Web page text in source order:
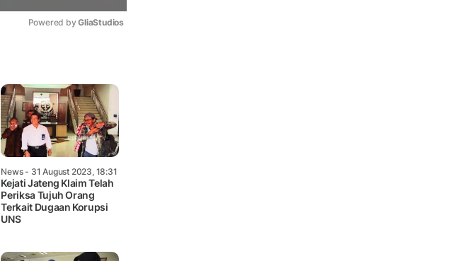
Powered by GliaStudios
News- 31 August 2023, 18:31
Kejati Jateng Klaim Telah
Periksa Tujuh Orang
Terkait Dugaan Korupsi
UNS